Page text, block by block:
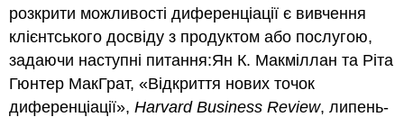
розкрити можливості диференціації є вивчення
клієнтського досвіду з продуктом або послугою,
задаючи наступні питання:Ян К. Макміллан та Ріта
Гюнтер МакГрат, «Відкриття нових точок
диференціації»,Harvard Business Review, липень-